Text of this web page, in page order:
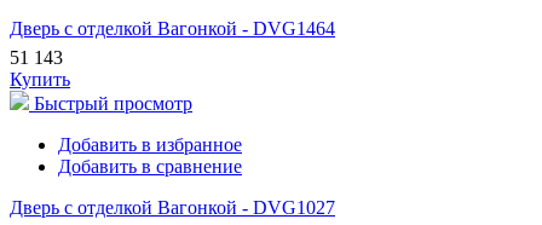
Дверь с отделкой Вагонкой - DVG1464
51 143
Купить
Быстрый просмотр
Добавить в избранное
Добавить в сравнение
Дверь с отделкой Вагонкой - DVG1027